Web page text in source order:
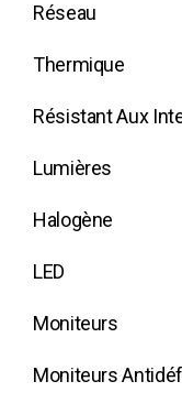
Réseau
Thermique
Résistant Aux
Lumières
Halogène
LED
Moniteurs
Moniteurs